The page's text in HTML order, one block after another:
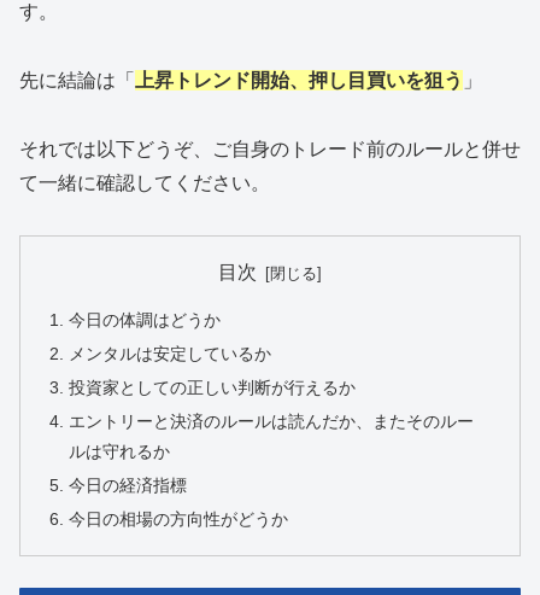
す。
先に結論は「 上昇トレンド開始、押し目買いを狙う 」
それでは以下どうぞ、ご自身のトレード前のルールと併せ
て一緒に確認してください。
目次
今日の体調はどうか
メンタルは安定しているか
投資家としての正しい判断が行えるか
エントリーと決済のルールは読んだか、またそのルー
ルは守れるか
今日の経済指標
今日の相場の方向性がどうか